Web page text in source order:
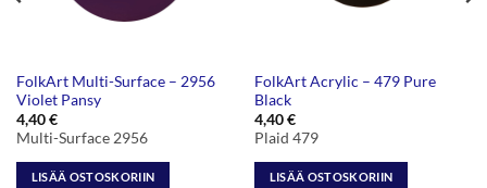
FolkArt Multi-Surface – 2956
Violet Pansy
4,40€
Multi-Surface 2956
LISÄÄ OSTOSKORIIN
FolkArt Acrylic – 479 Pure
Black
4,40€
Plaid 479
LISÄÄ OSTOSKORIIN